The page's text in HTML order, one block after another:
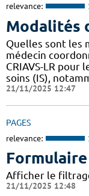
relevance:
Modalités
Quelles sont les
médecin
CRIAVS-LR pour
soins (IS),
21/11/2025 12:47
PAGES
relevance:
Afficher le
21/11/2025 12:48